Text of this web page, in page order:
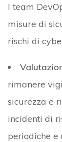
I team
misure di
rischi di
rimanere
sicurezza e
incidenti di
periodiche e